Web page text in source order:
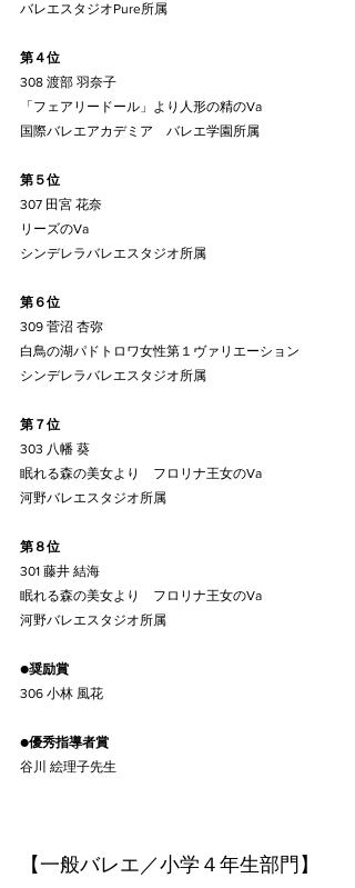
バレエスタジオPure所属
第４位
308 渡部 羽奈子
「フェアリードール」より人形の精のVa
国際バレエアカデミア　バレエ学園所属
第５位
307 田宮 花奈
リーズのVa
シンデレラバレエスタジオ所属
第６位
309 菅沼 杏弥
白鳥の湖パドトロワ女性第１ヴァリエーション
シンデレラバレエスタジオ所属
第７位
303 八幡 葵
眠れる森の美女より　フロリナ王女のVa
河野バレエスタジオ所属
第８位
301 藤井 結海
眠れる森の美女より　フロリナ王女のVa
河野バレエスタジオ所属
●奨励賞
306 小林 風花
●優秀指導者賞
谷川 絵理子先生
【一般バレエ／小学４年生部門】